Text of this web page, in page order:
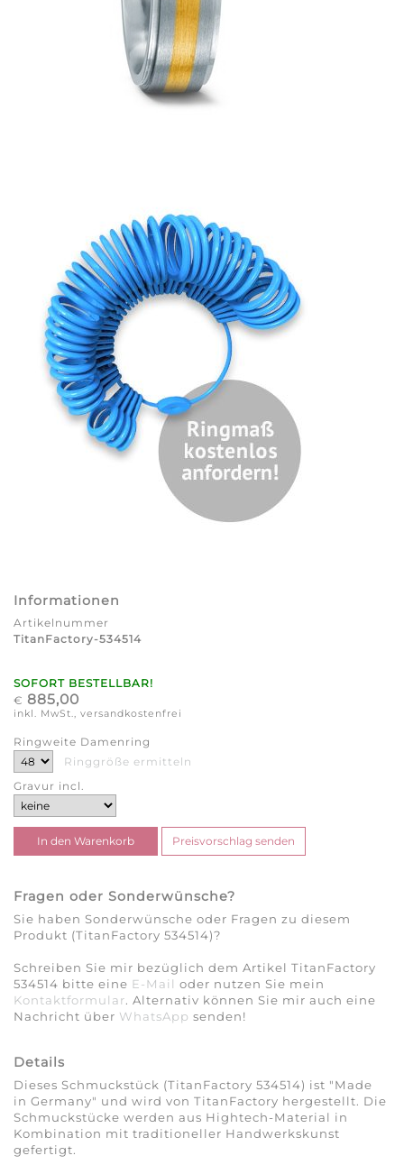
Informationen
Artikelnummer
TitanFactory-534514
SOFORT BESTELLBAR!
€ 885,00
inkl. MwSt., versandkostenfrei
Ringweite Damenring
Ringgröße ermitteln
Gravur incl.
Fragen oder Sonderwünsche?
Sie haben Sonderwünsche oder Fragen zu diesem
Produkt (TitanFactory 534514)?
Schreiben Sie mir bezüglich dem Artikel TitanFactory
534514 bitte eine E-Mail oder nutzen Sie mein
Kontaktformular. Alternativ können Sie mir auch eine
Nachricht über WhatsApp senden!
Details
Dieses Schmuckstück (TitanFactory 534514) ist "Made
in Germany" und wird von TitanFactory hergestellt. Die
Schmuckstücke werden aus Hightech-Material in
Kombination mit traditioneller Handwerkskunst
gefertigt.